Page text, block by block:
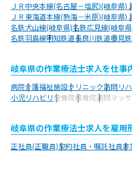
ＪＲ中央本線(名古屋－塩尻)(岐阜県)
ＪＲ東海道本線(熱海－米原)(岐阜県)
名鉄犬山線(岐阜県)名鉄広見線(岐阜
名鉄羽島線明知鉄道長良川鉄道樽見
岐阜県の作業療法士求人を仕事
病院介護福祉施設クリニック訪問リ
小児リハビリ整骨院接骨院訪問マッ
岐阜県の作業療法士求人を雇用
正社員(正職員)契約社員・嘱託社員非